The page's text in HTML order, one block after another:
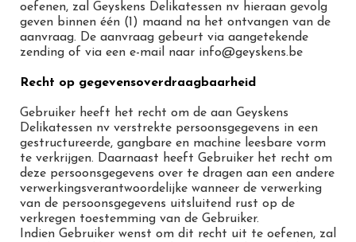
oefenen, zal Geyskens Delikatessen nv hieraan gevolg
geven binnen één (1) maand na het ontvangen van de
aanvraag. De aanvraag gebeurt via aangetekende
zending of via een e-mail naar info@geyskens.be
Recht op gegevensoverdraagbaarheid
Gebruiker heeft het recht om de aan Geyskens
Delikatessen nv verstrekte persoonsgegevens in een
gestructureerde, gangbare en machine leesbare vorm
te verkrijgen. Daarnaast heeft Gebruiker het recht om
deze persoonsgegevens over te dragen aan een andere
verwerkingsverantwoordelijke wanneer de verwerking
van de persoonsgegevens uitsluitend rust op de
verkregen toestemming van de Gebruiker.
Indien Gebruiker wenst om dit recht uit te oefenen, zal